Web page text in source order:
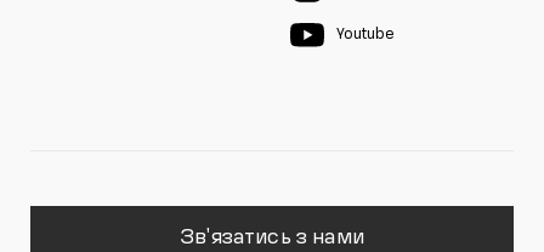
Youtube
Зв'язатись з нами